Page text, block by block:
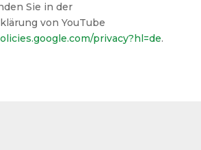
Sie in der
von YouTube
privacy?hl=de.